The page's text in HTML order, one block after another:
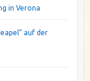
in Verona
auf der